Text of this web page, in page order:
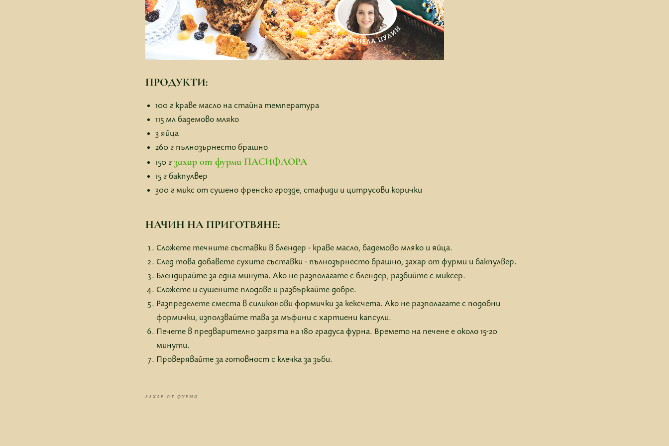
ПРОДУКТИ:
100 г краве масло на стайна температура
115 мл бадемово мляко
3 яйца
260 г пълнозърнесто брашно
150 г захар от фурми ПАСИФЛОРА
15 г бакпулвер
300 г микс от сушено френско грозде, стафиди и цитрусови корички
НАЧИН НА ПРИГОТВЯНЕ:
Сложете течните съставки в блендер - краве масло, бадемово мляко и яйца.
След това добавете сухите съставки - пълнозърнесто брашно, захар от фурми и бакпулвер.
Блендирайте за една минута. Ако не разполагате с блендер, разбийте с миксер.
Сложете и сушените плодове и разбъркайте добре.
Разпределете сместа в силиконови формички за кексчета. Ако не разполагате с подобни
формички, използвайте тава за мъфини с хартиени капсули.
Печете в предварително загрята на 180 градуса фурна. Времето на печене е около 15-20
минути.
Проверявайте за готовност с клечка за зъби.
ЗАХАР ОТ ФУРМИ